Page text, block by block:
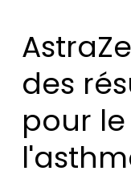
des
pour